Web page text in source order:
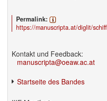
Permalink:
https://manuscripta.at/diglit/
Kontakt und Feedback:
manuscripta@oeaw.ac.at
Startseite des Bandes